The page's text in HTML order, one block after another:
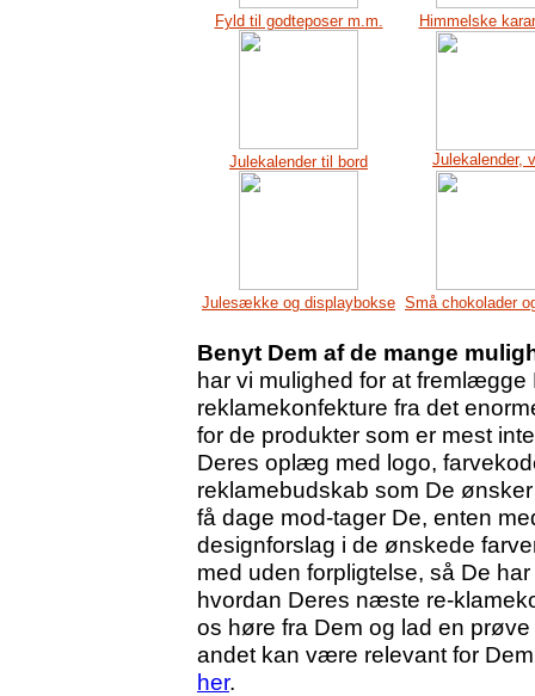
Fyld til godteposer m.m. Himmelske
Julekalender til bord Julekalender,
Julesække og displaybokse Små chokolader
Benyt Dem af de mange
har vi mulighed for at
reklamekonfekture fra det
for de produkter som er mest
Deres oplæg med logo,
reklamebudskab som De
få dage mod-tager De, enten
designforslag i de ønskede
med uden forpligtelse, så De
hvordan Deres næste re-
os høre fra Dem og lad en
andet kan være relevant for
her.